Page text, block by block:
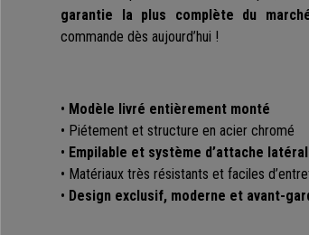
garantie la plus complète du
commande dès aujourd’hui !
• Modèle livré entièrement monté
• Piétement et structure en acier chromé
• Empilable et système d’attache latéral
• Matériaux très résistants et faciles
• Design exclusif, moderne et avant-